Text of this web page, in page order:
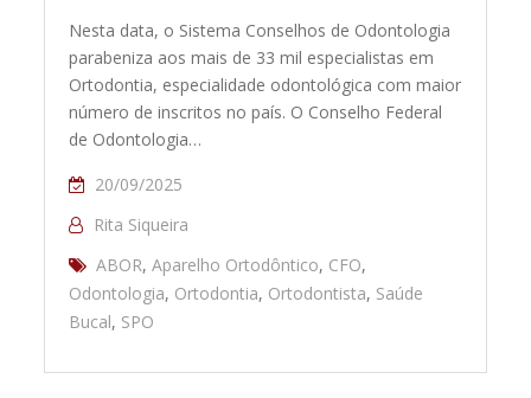
Nesta data, o Sistema Conselhos de Odontologia
parabeniza aos mais de 33 mil especialistas em
Ortodontia, especialidade odontológica com maior
número de inscritos no país. O Conselho Federal
de Odontologia…
20/09/2025
Rita Siqueira
ABOR,Aparelho Ortodôntico, CFO,
Odontologia, Ortodontia, Ortodontista, Saúde
Bucal, SPO